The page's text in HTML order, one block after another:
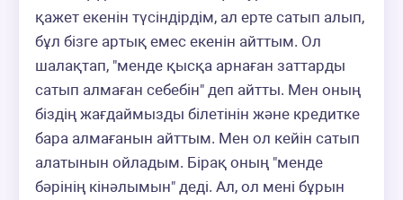
қажет екенін түсіндірдім, ал ерте сатып алып,
бұл бізге артық емес екенін айттым. Ол
шалақтап, "менде қысқа арнаған заттарды
сатып алмаған себебін" деп айтты. Мен оның
біздің жағдаймызды білетінін және кредитке
бара алмағанын айттым. Мен ол кейін сатып
алатынын ойладым. Бірақ оның "менде
бәрінің кінәлымын" деді. Ал, ол мені бұрын